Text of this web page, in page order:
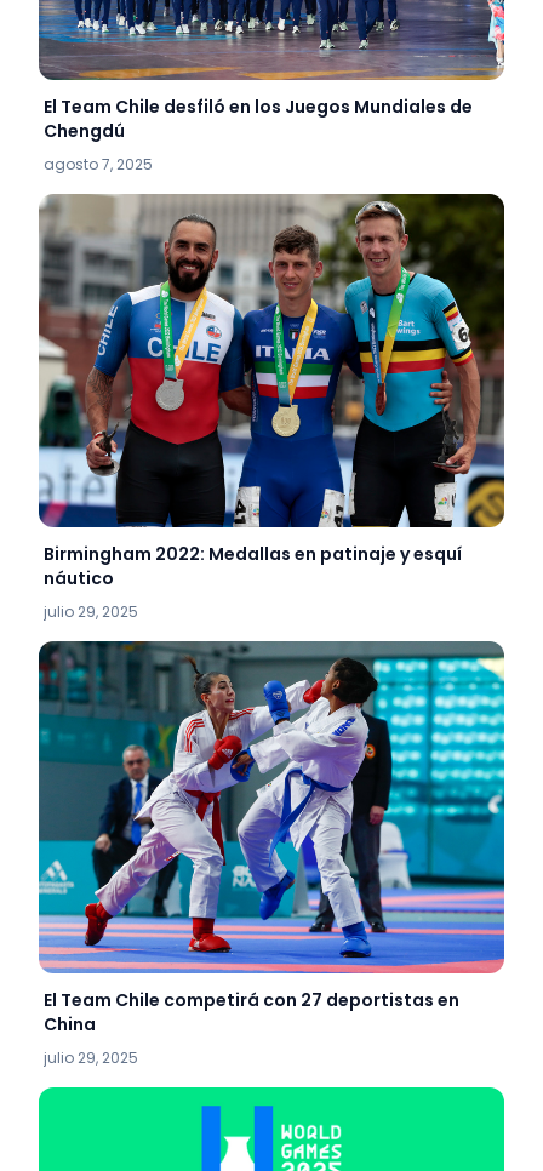
El Team Chile desfiló en los Juegos Mundiales de
Chengdú
agosto 7, 2025
Birmingham 2022: Medallas en patinaje y esquí
náutico
julio 29, 2025
El Team Chile competirá con 27 deportistas en
China
julio 29, 2025